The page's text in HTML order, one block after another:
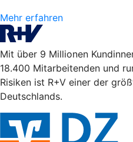
Mehr erfahren
Mit über 9 Millionen
18.400 Mitarbeitenden und
Risiken ist R+V einer der
Deutschlands.